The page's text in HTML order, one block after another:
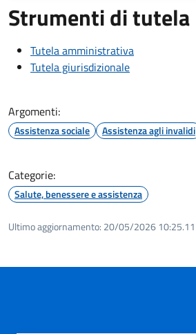
Strumenti di tutela
Tutela amministrativa
Tutela giurisdizionale
Argomenti:
Assistenza sociale Assistenza agli invalidi
Categorie:
Salute, benessere e assistenza
Ultimo aggiornamento: 20/05/2026 10:25.11